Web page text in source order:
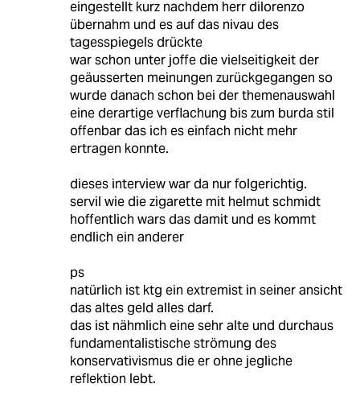
eingestellt kurz nachdem herr dilorenzo
übernahm und es auf das nivau des
tagesspiegels drückte
war schon unter joffe die vielseitigkeit der
geäusserten meinungen zurückgegangen so
wurde danach schon bei der themenauswahl
eine derartige verflachung bis zum burda stil
offenbar das ich es einfach nicht mehr
ertragen konnte.
dieses interview war da nur folgerichtig.
servil wie die zigarette mit helmut schmidt
hoffentlich wars das damit und es kommt
endlich ein anderer
ps
natürlich ist ktg ein extremist in seiner ansicht
das altes geld alles darf.
das ist nähmlich eine sehr alte und durchaus
fundamentalistische strömung des
konservativismus die er ohne jegliche
reflektion lebt.